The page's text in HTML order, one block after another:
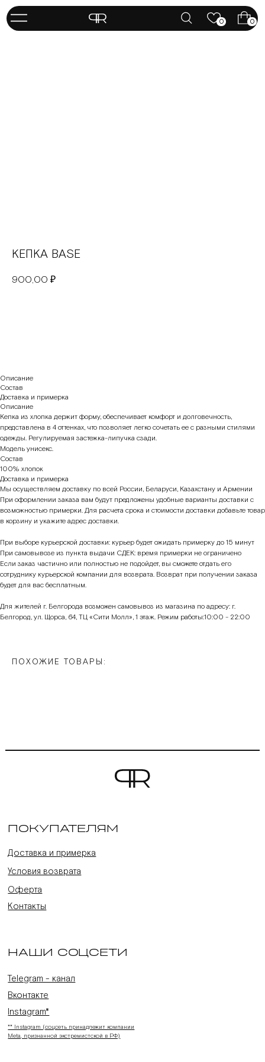
0
0
КЕПКА BASE
900,00 ₽
Описание
Состав
Доставка и примерка
Описание
Кепка из хлопка держит форму, обеспечивает комфорт и долговечность,
представлена в 4 оттенках, что позволяет легко сочетать ее с разными стилями
одежды. Регулируемая застежка-липучка сзади.
Модель унисекс.
Состав
100% хлопок
Доставка и примерка
Мы осуществляем доставку по всей России, Беларуси, Казахстану и Армении
При оформлении заказа вам будут предложены удобные варианты доставки с
возможностью примерки. Для расчета срока и стоимости доставки добавьте товар
в корзину и укажите адрес доставки.
При выборе курьерской доставки: курьер будет ожидать примерку до 15 минут
При самовывозе из пункта выдачи СДЕК: время примерки не ограничено
Если заказ частично или полностью не подойдет, вы сможете отдать его
сотруднику курьерской компании для возврата. Возврат при получении заказа
будет для вас бесплатным.
Для жителей г. Белгорода возможен самовывоз из магазина по адресу: г.
Белгород, ул. Щорса, 64, ТЦ «Сити Молл», 1 этаж. Режим работы:10:00 - 22:00
ПОХОЖИЕ ТОВАРЫ:
ПОКУПАТЕЛЯМ
НАШИ СОЦСЕТИ
Telegram - канал
Вконтакте
Instagram*
** Instagram (соцсеть принадлежит компании
Meta, признанной экстремистской в РФ)
Доставка и примерка
Условия возврата
Оферта
Контакты